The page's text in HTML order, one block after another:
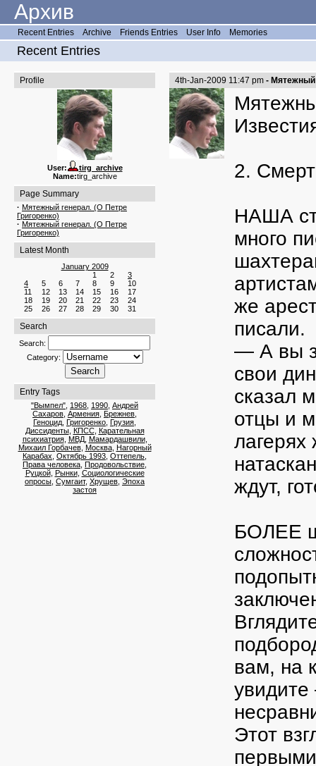
Архив
Recent Entries Archive Friends Entries User Info Memories
Recent Entries
Profile
User:
tirg_archive
Name:tirg_archive
Page Summary
· Мятежный генерал. (О Петре
Григоренко)
· Мятежный генерал. (О Петре
Григоренко)
Latest Month
January 2009
1
2
3
4
5 6 7 8 9
10
11
12 13 14 15 16
17
18
19 20 21 22 23
24
25
26 27 28 29 30 31
Search
Search:
Category:
Entry Tags
"Вымпел" 1968 1990 Андрей
Сахаров Армения Брежнев
Геноцид Григоренко Грузия
Диссиденты, КПСС, Карательная
психиатрия, МВД, Мамардашвили,
Михаил Горбачев, Москва, Нагорный
Карабах Октябрь 1993 Оттепель
Права человека Продовольствие
Руцкой, Рынки, Социологические
опросы Сумгаит, Хрущев Эпоха
застоя
4th-Jan-2009 11:47 pm - Мятежный
2.
НАША
много
же
писали.
— А вы
свои
сказал
отцы и
лагерях
ждут,
БОЛЕЕ
вам, на
Этот